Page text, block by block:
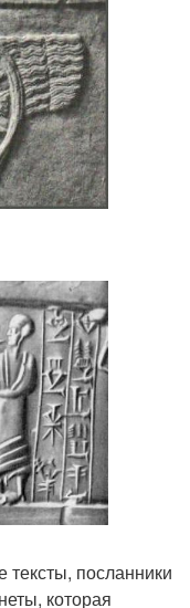
посланники
которая